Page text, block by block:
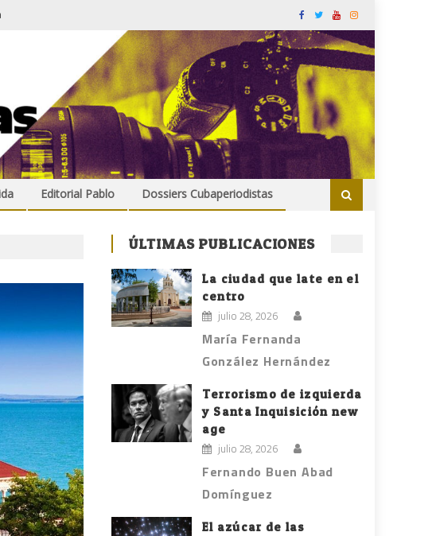
Editorial Pablo Dossiers Cubaperiodistas
ÚLTIMAS PUBLICACIONES
La ciudad que late en el
centro
julio 28, 2026
María Fernanda
González Hernández
Terrorismo de izquierda
y Santa Inquisición new
age
julio 28, 2026
Fernando Buen Abad
Domínguez
El azúcar de las